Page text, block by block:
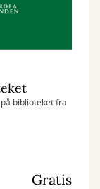
biblioteket fra
Gratis